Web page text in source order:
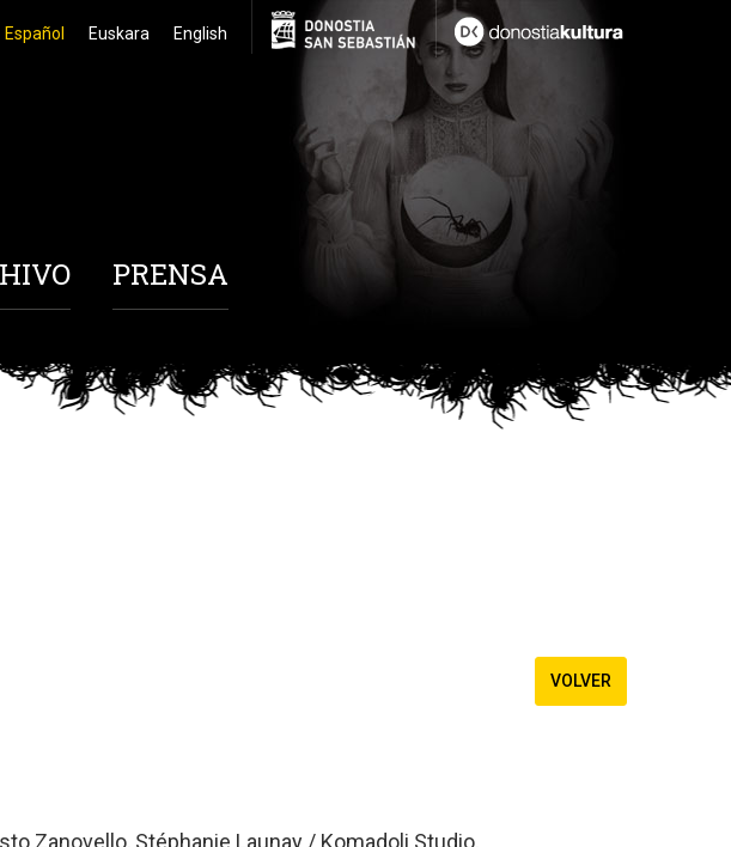
Español Euskara English
PRENSA
VOLVER
Zanovello, Stéphanie Launay / Komadoli Studio.